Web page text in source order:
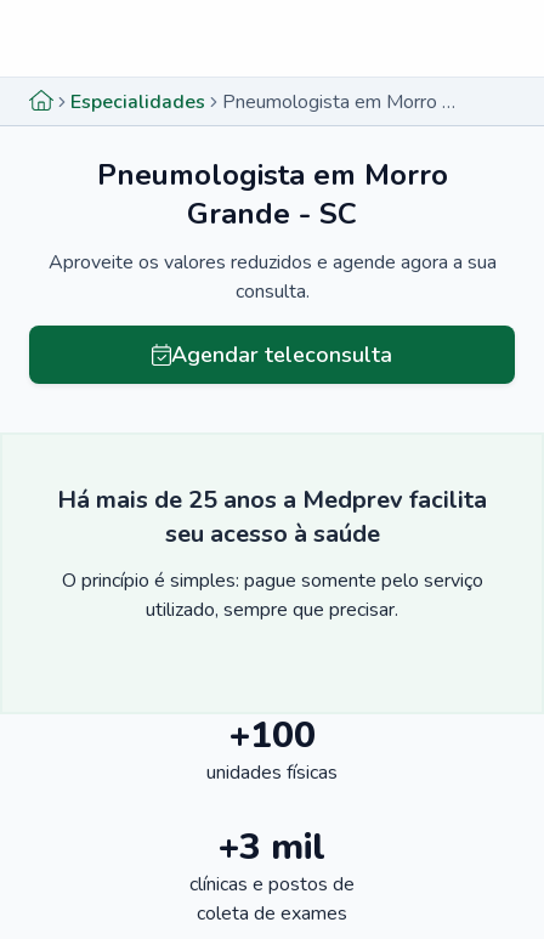
Especialidades Pneumologista em Morro Grande - SC
Pneumologista em Morro
Grande - SC
Aproveite os valores reduzidos e agende agora a sua
consulta.
Agendar teleconsulta
Há mais de 25 anos a Medprev facilita
seu acesso à saúde
O princípio é simples: pague somente pelo serviço
utilizado, sempre que precisar.
+100
unidades físicas
+3 mil
clínicas e postos de
coleta de exames